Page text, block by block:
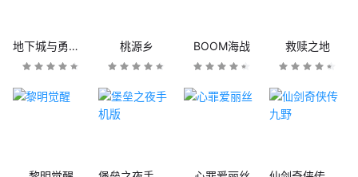
地下城与勇士M 桃源乡 BOOM海战 救赎之地